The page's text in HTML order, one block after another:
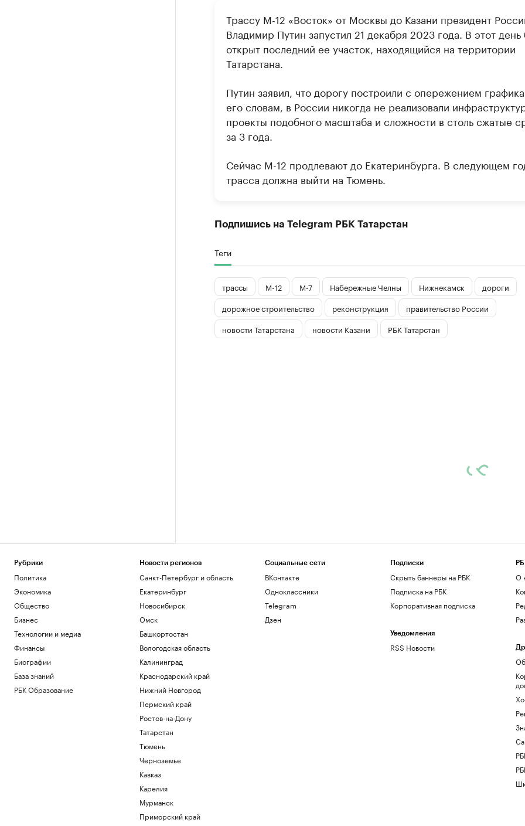
Трассу М-12 «Восток» от Москвы до Казани президент
Владимир Путин запустил 21 декабря 2023 года. В этот день
открыт последний ее участок, находящийся на территории
Татарстана.
Путин заявил, что дорогу построили с опережением
его словам, в России никогда не реализовали
проекты подобного масштаба и сложности в столь сжатые
за 3 года.
Сейчас М-12 продлевают до Екатеринбурга. В следующем
трасса должна выйти на Тюмень.
Подпишись на Telegram РБК Татарстан
Теги
трассы М-12 М-7 Набережные Челны Нижнекамск
дороги
дорожное строительство
реконструкция
правительство России
новости Татарстана
новости Казани РБК Татарстан
Рубрики
Политика
Экономика
Общество
Бизнес
Технологии и медиа
Финансы
Биографии
База знаний
РБК Образование
Новости регионов
Санкт-Петербург и область
Екатеринбург
Новосибирск
Омск
Башкортостан
Вологодская область
Калининград
Краснодарский край
Нижний Новгород
Пермский край
Ростов-на-Дону
Татарстан
Тюмень
Черноземье
Кавказ
Карелия
Мурманск
Приморский край
Социальные сети
ВКонтакте
Одноклассники
Telegram
Дзен
Подписки
Скрыть баннеры на РБК
Подписка на РБК
Корпоративная подписка
Уведомления
RSS Новости
О